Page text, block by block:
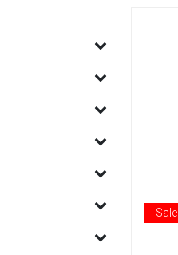
Sale